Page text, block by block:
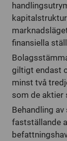
finansiella
giltigt endast
minst två
som de aktier
Behandling
fastställande